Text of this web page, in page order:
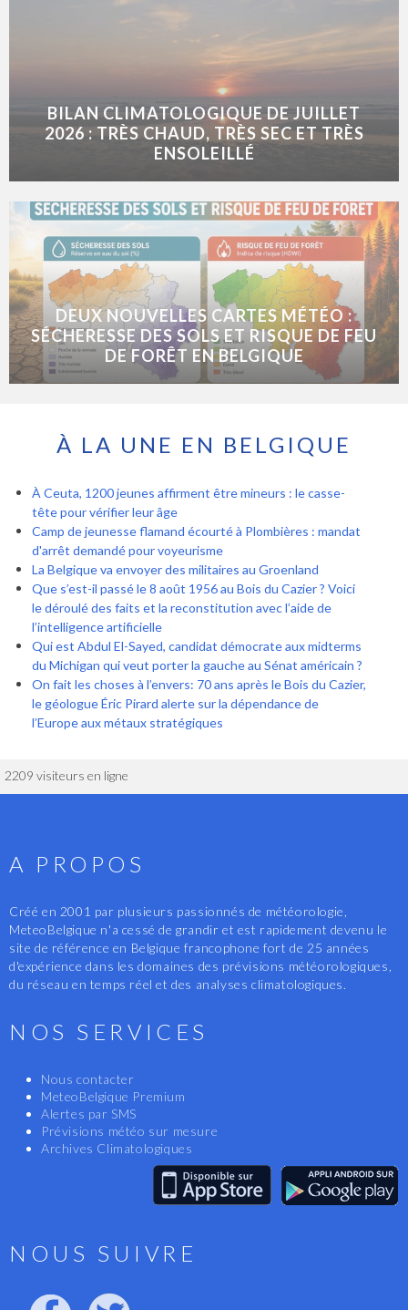
BILAN CLIMATOLOGIQUE DE JUILLET
2026 : TRÈS CHAUD, TRÈS SEC ET TRÈS
ENSOLEILLÉ
DEUX NOUVELLES CARTES MÉTÉO :
SÉCHERESSE DES SOLS ET RISQUE DE FEU
DE FORÊT EN BELGIQUE
À LA UNE EN BELGIQUE
À Ceuta, 1200 jeunes affirment être mineurs : le casse-
tête pour vérifier leur âge
Camp de jeunesse flamand écourté à Plombières : mandat
d'arrêt demandé pour voyeurisme
La Belgique va envoyer des militaires au Groenland
Que s’est-il passé le 8 août 1956 au Bois du Cazier ? Voici
le déroulé des faits et la reconstitution avec l’aide de
l’intelligence artificielle
Qui est Abdul El-Sayed, candidat démocrate aux midterms
du Michigan qui veut porter la gauche au Sénat américain ?
On fait les choses à l’envers: 70 ans après le Bois du Cazier,
le géologue Éric Pirard alerte sur la dépendance de
l’Europe aux métaux stratégiques
2209 visiteurs en ligne
A PROPOS
Créé en 2001 par plusieurs passionnés de météorologie,
MeteoBelgique n'a cessé de grandir et est rapidement devenu le
site de référence en Belgique francophone fort de 25 années
d'expérience dans les domaines des prévisions météorologiques,
du réseau en temps réel et des analyses climatologiques.
NOS SERVICES
Nous contacter
MeteoBelgique Premium
Alertes par SMS
Prévisions météo sur mesure
Archives Climatologiques
NOUS SUIVRE